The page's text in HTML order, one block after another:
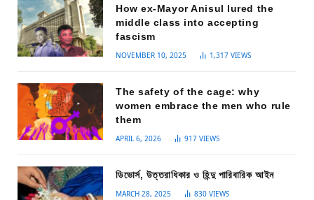
How ex-Mayor Anisul lured the
middle class into accepting
fascism
NOVEMBER 10, 2025 1,317 VIEWS
The safety of the cage: why
women embrace the men who rule
them
APRIL 6, 2026 917 VIEWS
ডিভোর্স, উত্তরাধিকার ও হিন্দু পারিবারিক আইন
MARCH 28, 2025 830 VIEWS